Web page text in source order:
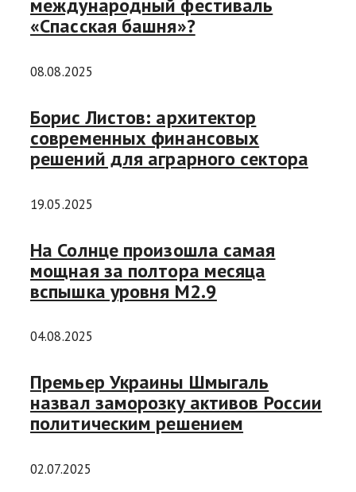
международный фестиваль
«Спасская башня»?
08.08.2025
Борис Листов: архитектор
современных финансовых
решений для аграрного сектора
19.05.2025
На Солнце произошла самая
мощная за полтора месяца
вспышка уровня М2.9
04.08.2025
Премьер Украины Шмыгаль
назвал заморозку активов России
политическим решением
02.07.2025